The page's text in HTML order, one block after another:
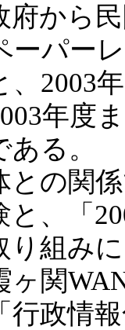
府から
ーパー
、2003
年度
る。
の関
と、「
り組み
ヶ関
行政情